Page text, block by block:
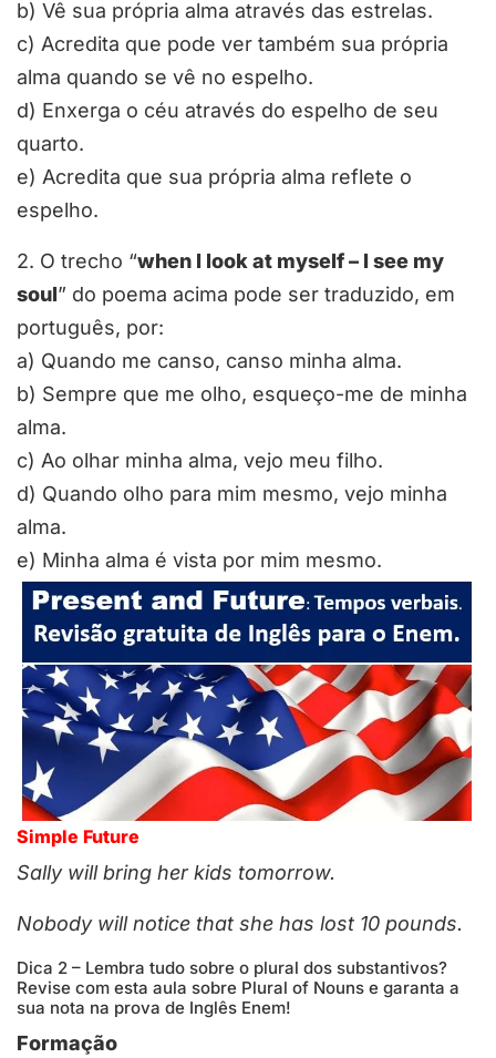
b) Vê sua própria alma através das estrelas.
c) Acredita que pode ver também sua própria
alma quando se vê no espelho.
d) Enxerga o céu através do espelho de seu
quarto.
e) Acredita que sua própria alma reflete o
espelho.
2. O trecho “when I look at myself – I see my
soul” do poema acima pode ser traduzido, em
português, por:
a) Quando me canso, canso minha alma.
b) Sempre que me olho, esqueço-me de minha
alma.
c) Ao olhar minha alma, vejo meu filho.
d) Quando olho para mim mesmo, vejo minha
alma.
e) Minha alma é vista por mim mesmo.
Simple Future
Sally will bring her kids tomorrow.
Nobody will notice that she has lost 10 pounds.
Dica 2 – Lembra tudo sobre o plural dos substantivos?
Revise com esta aula sobre Plural of Nouns e garanta a
sua nota na prova de Inglês Enem!
Formação